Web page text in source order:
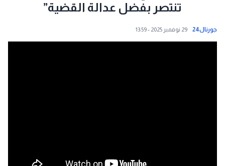
تنتصر بفضل عدالة القضية”
جورنال24 29 نوفمبر 2025 - 13:59